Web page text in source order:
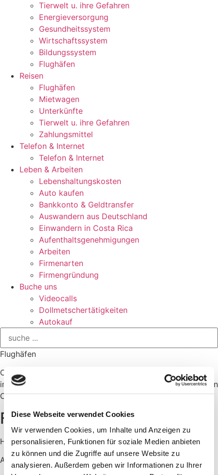
Diese Webseite verwendet Cookies
Wir verwenden Cookies, um Inhalte und Anzeigen zu
personalisieren, Funktionen für soziale Medien anbieten
zu können und die Zugriffe auf unsere Website zu
analysieren. Außerdem geben wir Informationen zu Ihrer
Tierwelt u. ihre Gefahren
Energieversorgung
Gesundheitssystem
Wirtschaftssystem
Bildungssystem
Flughäfen
Reisen
Flughäfen
Mietwagen
Unterkünfte
Tierwelt u. ihre Gefahren
Zahlungsmittel
Telefon & Internet
Telefon & Internet
Leben & Arbeiten
Lebenshaltungskosten
Auto kaufen
Bankkonto & Geldtransfer
Auswandern aus Deutschland
Einwandern in Costa Rica
Aufenthaltsgenehmigungen
Arbeiten
Firmenarten
Firmengründung
Buche uns
Videocalls
Dollmetschertätigkeiten
Autokauf
Flughäfen
Costa Rica verfügt über acht Flughäfen, davon sind zwei
international. San José ist neben Liberia der Bekannteste in
Costa Rica.
Flughäfen in Costa Rica
Hier kannst du landen
Aus Deutschland erreicht ihr Costa Rica in ca. 13 Stunden.